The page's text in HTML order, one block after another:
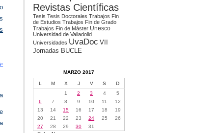
Revistas Científicas
Tesis Tesis Doctorales Trabajos Fin
de Estudios Trabajos Fin de Grado
Trabajos Fin de Máster Unesco
Universidad de Valladolid
Universidades UvaDoc VII
Jornadas BUCLE
MARZO 2017
L M X J V S
D
1
2 3 4
5
6
7 8 9 10 11
12
13
14 15 16 17 18
19
20
21 22 23 24 25
26
27
28 29 30 31